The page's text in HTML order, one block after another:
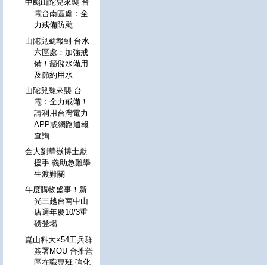
中颱山陀兒來襲 台
電台南區處：全
力戒備防颱
山陀兒颱報到 台水
六區處：加強戒
備！籲儲水備用
及節約用水
山陀兒颱來襲 台
電：全力戒備！
請利用台灣電力
APP或網路通報
查詢
金大劉華嶽博士獻
援手 義助急難學
生渡難關
年度購物盛事！新
光三越台南中山
店週年慶10/3重
磅登場
崑山科大×54工兵群
簽署MOU 合推營
區在職專班 強化